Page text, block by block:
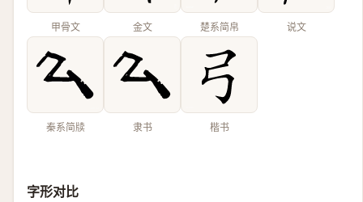
甲骨文 金文 楚系简帛 说文
秦系简牍 隶书 楷书
字形对比